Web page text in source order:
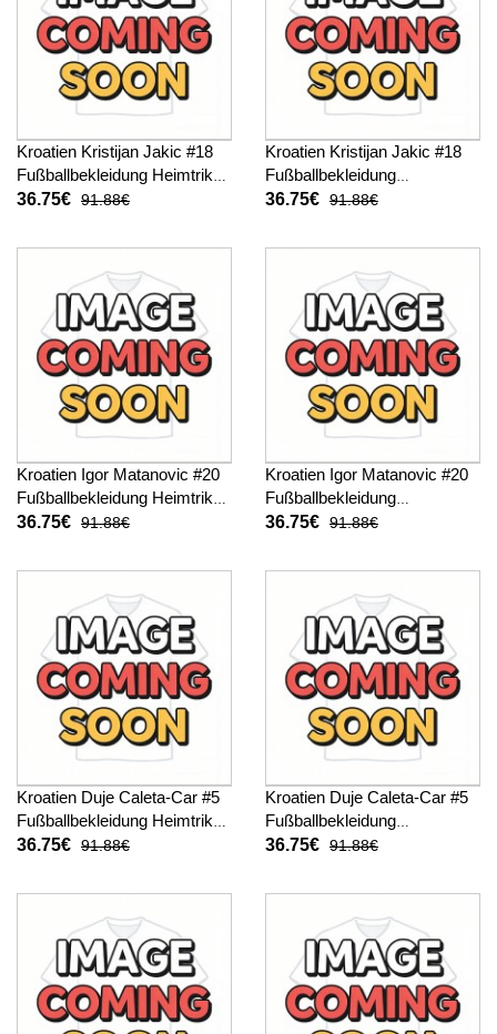
Kroatien Kristijan Jakic #18
Fußballbekleidung Heimtrikot
Kinder WM 2026 Kurzarm (+
36.75€ 91.88€
Kroatien Kristijan Jakic #18
Fußballbekleidung
Auswärtstrikot Kinder WM
hosen)
36.75€ 91.88€
Kroatien Igor Matanovic #20
Fußballbekleidung Heimtrikot
Kinder WM 2026 Kurzarm (+
36.75€ 91.88€
Kroatien Igor Matanovic #20
Fußballbekleidung
Auswärtstrikot Kinder WM
hosen)
36.75€ 91.88€
Kroatien Duje Caleta-Car #5
Fußballbekleidung Heimtrikot
Kinder WM 2026 Kurzarm (+
36.75€ 91.88€
Kroatien Duje Caleta-Car #5
Fußballbekleidung
Auswärtstrikot Kinder WM
hosen)
36.75€ 91.88€